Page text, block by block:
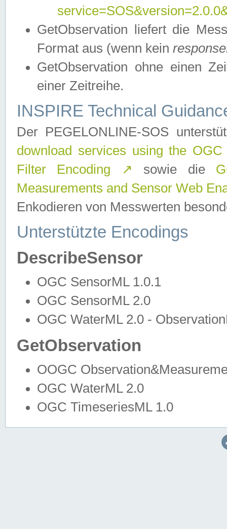
GetObservation liefert die
Format aus (wenn kein
GetObservation ohne einen
einer Zeitreihe.
INSPIRE Technical
Der PEGELONLINE-SOS
download services using the
Filter Encoding
↗ sowie die
Measurements and Sensor Web
Enkodieren von Messwerten
Unterstützte Encodings
DescribeSensor
OGC SensorML 1.0.1
OGC SensorML 2.0
OGC WaterML 2.0 -
GetObservation
OOGC
OGC WaterML 2.0
OGC TimeseriesML 1.0